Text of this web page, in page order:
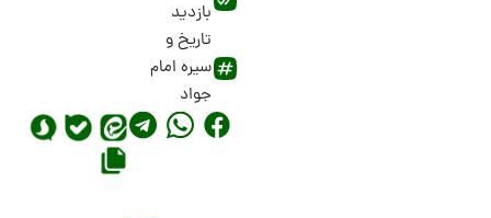
بازدید
تاریخ و
سیره امام
جواد